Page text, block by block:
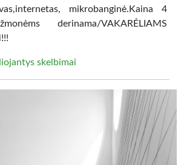
mikrobanginė.Kaina 4
derinama/VAKARĖLIAMS
skelbimai